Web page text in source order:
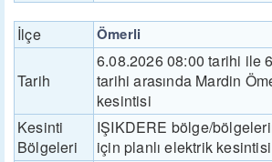
İlçe Ömerli
Tarih
6.08.2026 08:00 tarihi ile
tarihi arasında Mardin
kesintisi
Kesinti
Bölgeleri
IŞIKDERE bölge/
için planlı elektrik kesintisi